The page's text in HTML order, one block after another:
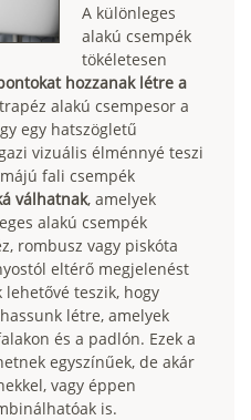
A különleges
alakú csempék
tökéletesen
hozzanak létre a
alakú csempesor a
egy hatszögletű
vizuális élménnyé teszi
fali csempék
válhatnak, amelyek
alakú csempék
rombusz vagy piskóta
eltérő megjelenést
teszik, hogy
létre, amelyek
és a padlón. Ezek a
egyszínűek, de akár
vagy éppen
is.